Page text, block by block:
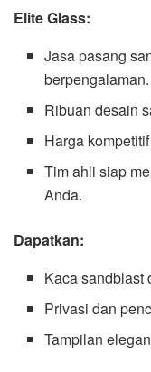
Elite Glass:
Jasa pasang
berpengalaman.
Ribuan desain
Harga
Tim ahli siap
Anda.
Dapatkan:
Kaca sandblast
Privasi dan
Tampilan